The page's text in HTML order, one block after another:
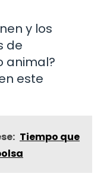
y los
de
animal?
este
Tiempo que